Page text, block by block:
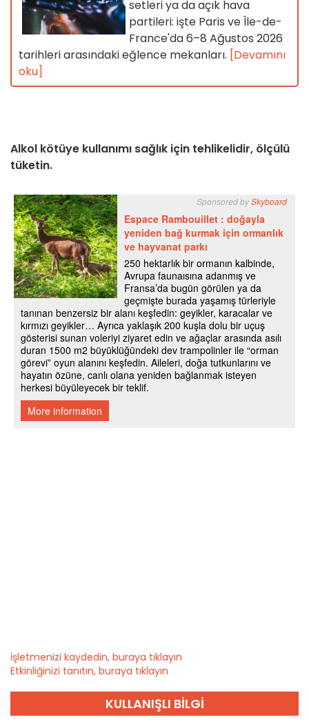
setleri ya da açık hava
partileri: işte Paris ve Île-de-
France'da 6–8 Ağustos 2026
tarihleri arasındaki eğlence mekanları. [Devamını
oku]
Alkol kötüye kullanımı sağlık için tehlikelidir, ölçülü
tüketin.
İşletmenizi kaydedin, buraya tıklayın
Etkinliğinizi tanıtın, buraya tıklayın
KULLANIŞLI BILGI